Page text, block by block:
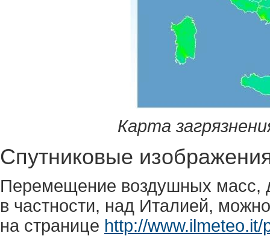
Карта
Спутниковые
Перемещение воздушных масс,
в частности, над Италией,
на странице http://